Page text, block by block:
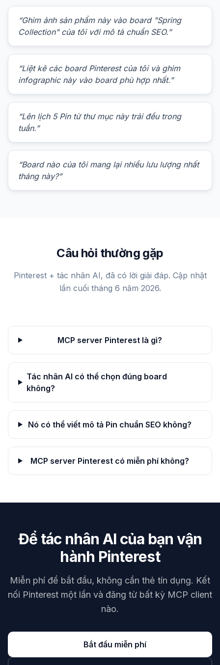
“Ghim ảnh sản phẩm này vào board "Spring
Collection" của tôi với mô tả chuẩn SEO.”
“Liệt kê các board Pinterest của tôi và ghim
infographic này vào board phù hợp nhất.”
“Lên lịch 5 Pin từ thư mục này trải đều trong
tuần.”
“Board nào của tôi mang lại nhiều lưu lượng nhất
tháng này?”
Câu hỏi thường gặp
Pinterest + tác nhân AI, đã có lời giải đáp. Cập nhật
lần cuối tháng 6 năm 2026.
MCP server Pinterest là gì?
Tác nhân AI có thể chọn đúng board
không?
Nó có thể viết mô tả Pin chuẩn SEO không?
MCP server Pinterest có miễn phí không?
Để tác nhân AI của bạn vận
hành Pinterest
Miễn phí để bắt đầu, không cần thẻ tín dụng. Kết
nối Pinterest một lần và đăng từ bất kỳ MCP client
nào.
Bắt đầu miễn phí